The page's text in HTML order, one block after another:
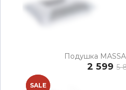
Подушка
2 5995
NEW
SALE